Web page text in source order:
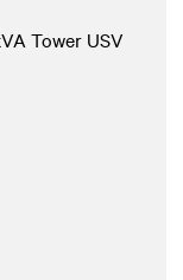
Tower USV